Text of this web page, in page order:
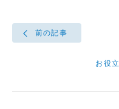
前の記事
お役